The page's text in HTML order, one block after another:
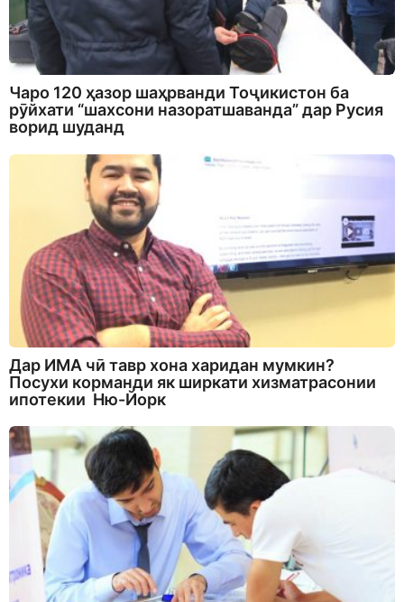
Чаро 120 ҳазор шаҳрванди Тоҷикистон ба
рӯйхати “шахсони назоратшаванда” дар Русия
ворид шуданд
Дар ИМА чӣ тавр хона харидан мумкин?
Посухи корманди як ширкати хизматрасонии
ипотекии Ню-Йорк